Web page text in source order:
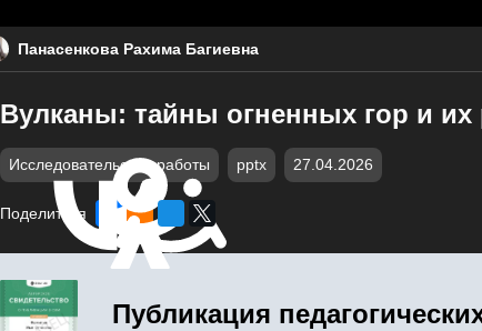
Панасенкова Рахима Багиевна
Вулканы: тайны огненных гор и их
Исследовательские работы pptx 27.04.2026
Поделиться
Публикация